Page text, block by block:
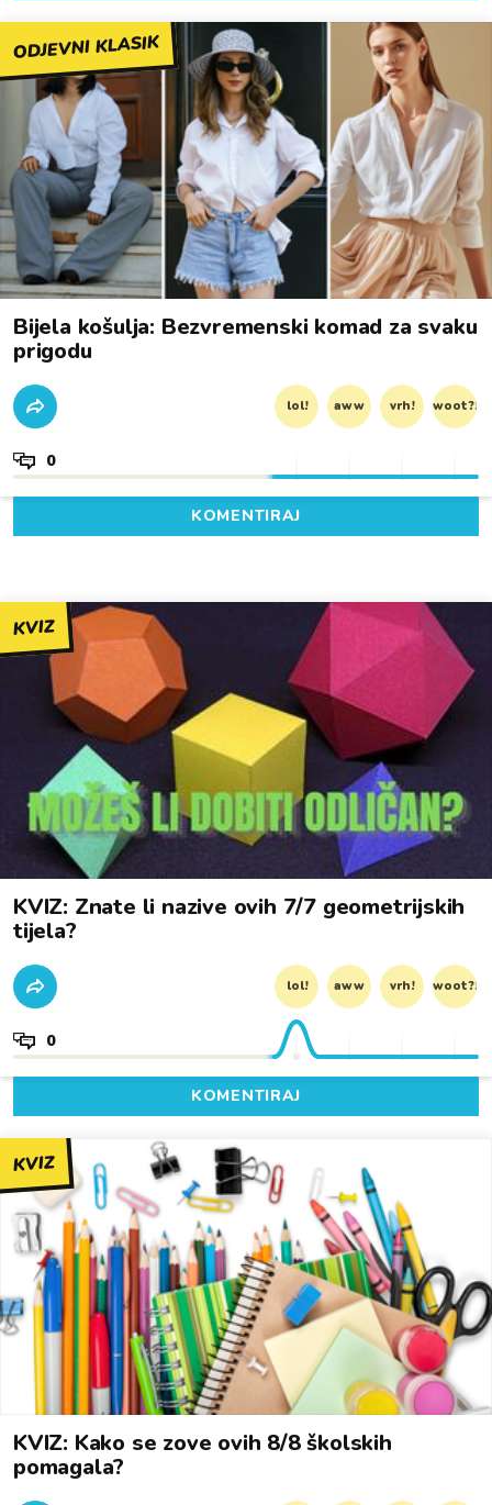
ODJEVNI KLASIK
Bijela košulja: Bezvremenski komad za svaku
prigodu
lol! aww vrh! woot?!
0
KOMENTIRAJ
KVIZ
KVIZ: Znate li nazive ovih 7/7 geometrijskih
tijela?
lol! aww vrh! woot?!
0
KOMENTIRAJ
KVIZ
KVIZ: Kako se zove ovih 8/8 školskih
pomagala?